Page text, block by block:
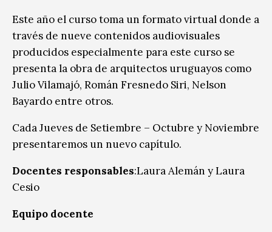
Este año el curso toma un formato virtual donde a
través de nueve contenidos audiovisuales
producidos especialmente para este curso se
presenta la obra de arquitectos uruguayos como
Julio Vilamajó, Román Fresnedo Siri, Nelson
Bayardo entre otros.
Cada Jueves de Setiembre – Octubre y Noviembre
presentaremos un nuevo capítulo.
Docentes responsables:Laura Alemán y Laura
Cesio
Equipo docente